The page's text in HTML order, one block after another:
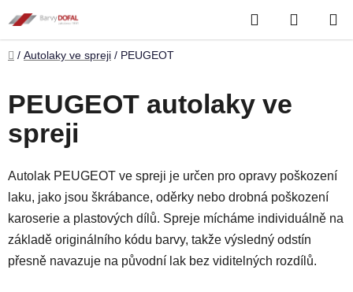
na
obsah
Hledat
KOŠÍK
Domů
/ Autolaky ve spreji / PEUGEOT
PEUGEOT autolaky ve
spreji
Autolak PEUGEOT ve spreji je určen pro opravy poškození
laku, jako jsou škrábance, oděrky nebo drobná poškození
karoserie a plastových dílů. Spreje mícháme individuálně na
základě originálního kódu barvy, takže výsledný odstín
přesně navazuje na původní lak bez viditelných rozdílů.